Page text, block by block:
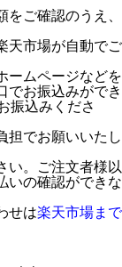
ご確認のうえ、
天市場が自動でご
ームページなどを
でお振込みができ
振込みくださ
担でお願いいたし
い。ご注文者様以
いの確認ができな
せは楽天市場まで